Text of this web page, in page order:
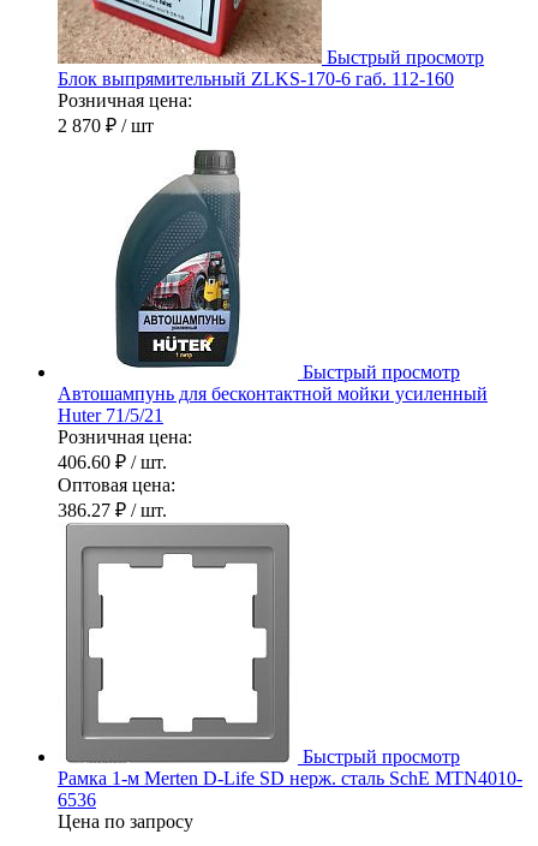
Быстрый просмотр
Блок выпрямительный ZLKS-170-6 габ. 112-160
Розничная цена:
2 870 ₽ / шт
Быстрый просмотр
Автошампунь для бесконтактной мойки усиленный
Huter 71/5/21
Розничная цена:
406.60 ₽ / шт.
Оптовая цена:
386.27 ₽ / шт.
Быстрый просмотр
Рамка 1-м Merten D-Life SD нерж. сталь SchE MTN4010-
6536
Цена по запросу